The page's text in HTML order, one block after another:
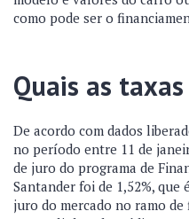
como pode ser o
Quais as
De acordo com dados
no período entre 11 de
de juro do programa de
Santander foi de 1,52%, que
juro do mercado no ramo